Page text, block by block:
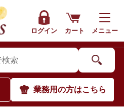
ログイン カート メニュー
業務用の方はこちら